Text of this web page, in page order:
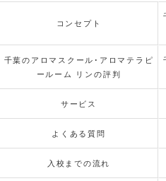
コンセプト
千葉のアロマスクール･アロマテラピ
ールーム リンの評判
サービス
よくある質問
入校までの流れ